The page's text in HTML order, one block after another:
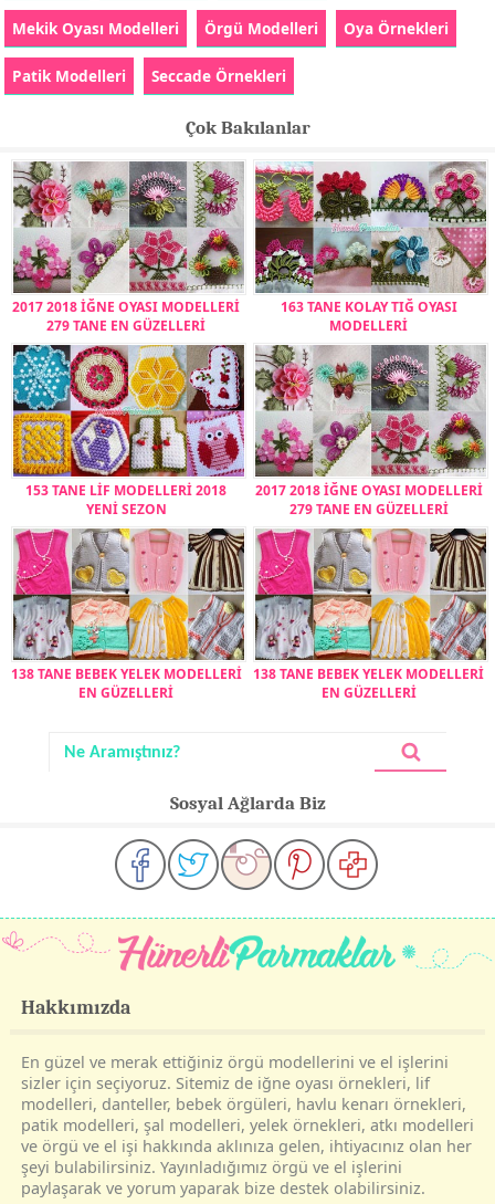
Mekik Oyası Modelleri Örgü Modelleri Oya Örnekleri
Patik Modelleri Seccade Örnekleri
Çok Bakılanlar
2017 2018 İĞNE OYASI MODELLERİ
279 TANE EN GÜZELLERİ
163 TANE KOLAY TIĞ OYASI
MODELLERİ
153 TANE LİF MODELLERİ 2018
YENİ SEZON
2017 2018 İĞNE OYASI MODELLERİ
279 TANE EN GÜZELLERİ
138 TANE BEBEK YELEK MODELLERİ
EN GÜZELLERİ
138 TANE BEBEK YELEK MODELLERİ
EN GÜZELLERİ
Sosyal Ağlarda Biz
Hakkımızda
En güzel ve merak ettiğiniz örgü modellerini ve el işlerini
sizler için seçiyoruz. Sitemiz de iğne oyası örnekleri, lif
modelleri, danteller, bebek örgüleri, havlu kenarı örnekleri,
patik modelleri, şal modelleri, yelek örnekleri, atkı modelleri
ve örgü ve el işi hakkında aklınıza gelen, ihtiyacınız olan her
şeyi bulabilirsiniz. Yayınladığımız örgü ve el işlerini
paylaşarak ve yorum yaparak bize destek olabilirsiniz.